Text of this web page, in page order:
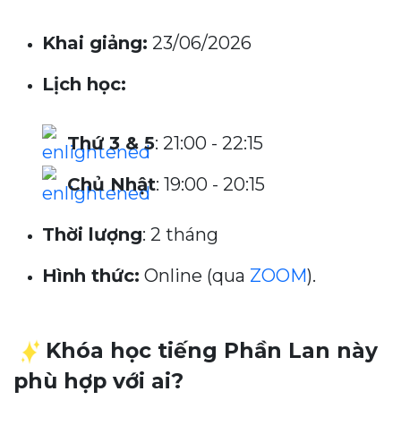
Khai giảng: 23/06/2026
Lịch học:
Thứ 3 & 5: 21:00 - 22:15
Chủ Nhật: 19:00 - 20:15
Thời lượng: 2 tháng
Hình thức: Online (qua ZOOM).
Khóa học tiếng Phần Lan này
phù hợp với ai?